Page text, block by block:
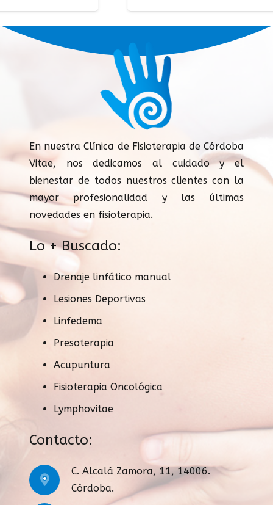
En nuestra Clínica de Fisioterapia de Córdoba
Vitae, nos dedicamos al cuidado y el
bienestar de todos nuestros clientes con la
mayor profesionalidad y las últimas
novedades en fisioterapia.
Lo + Buscado:
Drenaje linfático manual
Lesiones Deportivas
Linfedema
Presoterapia
Acupuntura
Fisioterapia Oncológica
Lymphovitae
Contacto:
C. Alcalá Zamora, 11, 14006.
Córdoba.